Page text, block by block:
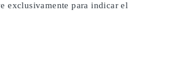
exclusivamente para indicar el